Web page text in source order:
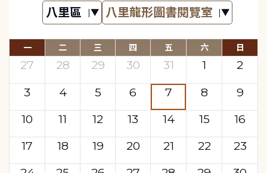
一 二 三 四 五 六 日
27 28 29 30 31 1
2
3
4 5 6 7 8
9
10
11 12 13 14 15
16
17
18 19 20 21 22
23